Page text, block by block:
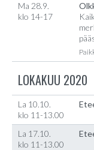
Ma 28.9.
klo 14-17
LOKAKUU 2020
La 10.10.
klo 11-13.00
La 17.10.
klo 11-13.00